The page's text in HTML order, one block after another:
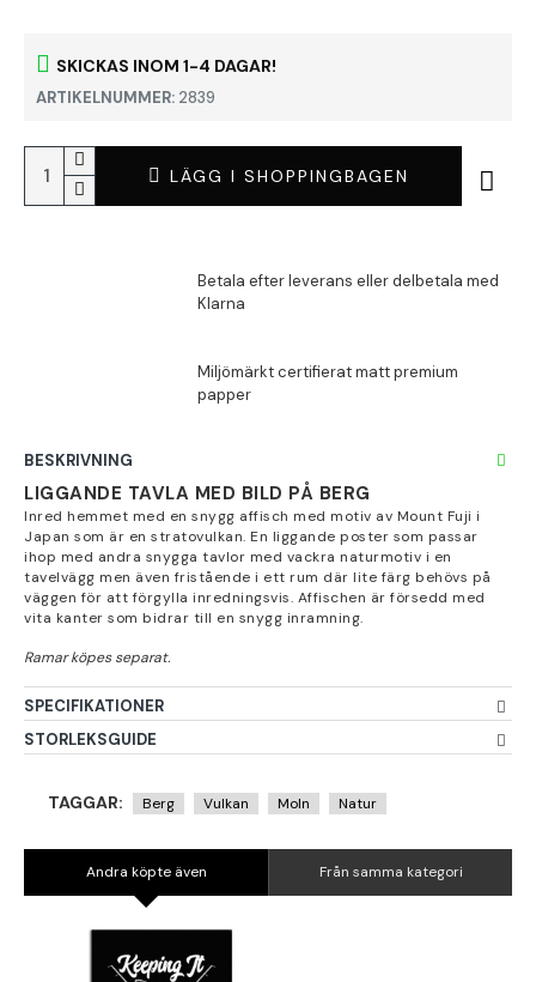
SKICKAS INOM 1-4 DAGAR!
ARTIKELNUMMER: 2839
LÄGG I SHOPPINGBAGEN
BESKRIVNING
LIGGANDE TAVLA MED BILD PÅ BERG
Inred hemmet med en snygg affisch med motiv av Mount Fuji i
Japan som är en stratovulkan. En liggande poster som passar
ihop med andra snygga tavlor med vackra naturmotiv i en
tavelvägg men även fristående i ett rum där lite färg behövs på
väggen för att förgylla inredningsvis. Affischen är försedd med
vita kanter som bidrar till en snygg inramning.
SPECIFIKATIONER
STORLEKSGUIDE
TAGGAR: Berg Vulkan Moln Natur
Andra köpte även Från samma kategori